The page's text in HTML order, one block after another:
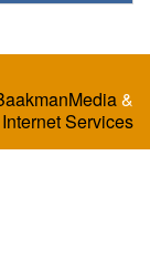
&
Services